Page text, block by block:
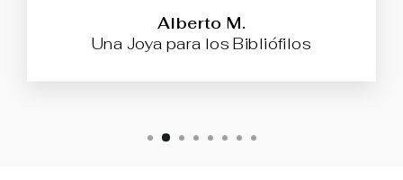
Alberto M.
Una Joya para los Bibliófilos